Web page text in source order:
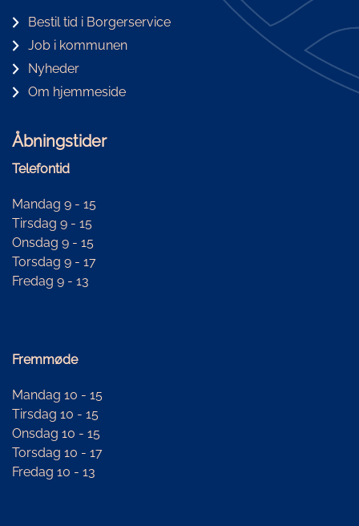
Bestil tid i Borgerservice
Job i kommunen
Nyheder
Om hjemmeside
Åbningstider
Telefontid
Mandag 9 - 15
Tirsdag 9 - 15
Onsdag 9 - 15
Torsdag 9 - 17
Fredag 9 - 13
Fremmøde
Mandag 10 - 15
Tirsdag 10 - 15
Onsdag 10 - 15
Torsdag 10 - 17
Fredag 10 - 13